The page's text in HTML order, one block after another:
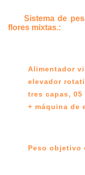
Sistema de
flores mixtas.:
Alimentador
elevador
tres capas,
+ máquina de
Peso objetivo